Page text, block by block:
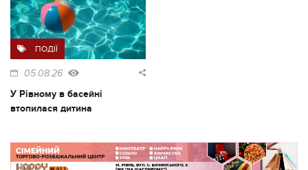
ПОДІЇ
05.08.26
У Рівному в басейні
втопилася дитина